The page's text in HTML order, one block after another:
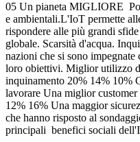
05 Un pianeta MIGLIORE
e ambientali.L'IoT permette
rispondere alle più grandi
globale. Scarsità d'acqua.
nazioni che si sono
loro obiettivi. Miglior utilizzo
inquinamento 20% 14% 10%
lavorare Una miglior
12% 16% Una maggior
che hanno risposto al
principali benefici sociali